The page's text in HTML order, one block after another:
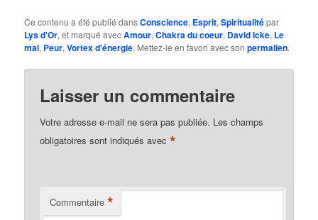
Ce contenu a été publié dansConscience, Esprit,Spiritualitépar
Lys d'Or, et marqué avecAmour,Chakra du coeur, David Icke, Le
mal, Peur,Vortex d'énergie. Mettez-le en favori avec sonpermalien.
Laisser un commentaire
Votre adresse e-mail ne sera pas publiée. Les champs
obligatoires sont indiqués avec*
Commentaire *